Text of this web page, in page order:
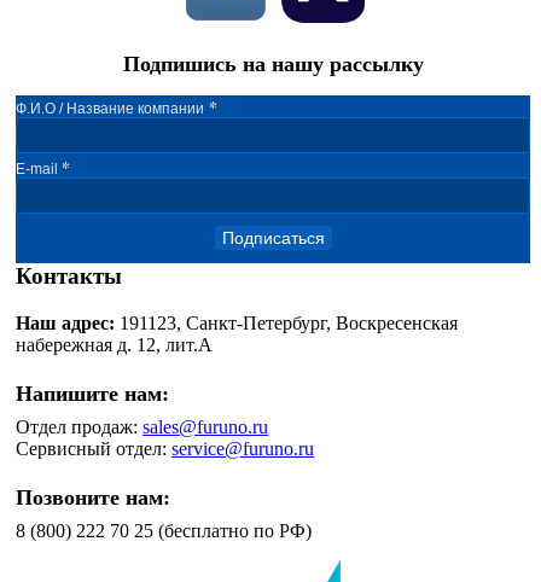
Подпишись на нашу рассылку
Ф.И.О / Название компании *
E-mail *
Подписаться
Контакты
Наш адрес: 191123, Санкт-Петербург, Воскресенская
набережная д. 12, лит.А
Напишите нам:
Отдел продаж:sales@furuno.ru
Сервисный отдел:service@furuno.ru
Позвоните нам:
8 (800) 222 70 25 (бесплатно по РФ)